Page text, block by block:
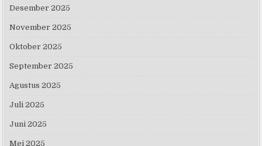
Desember 2025
November 2025
Oktober 2025
September 2025
Agustus 2025
Juli 2025
Juni 2025
Mei 2025